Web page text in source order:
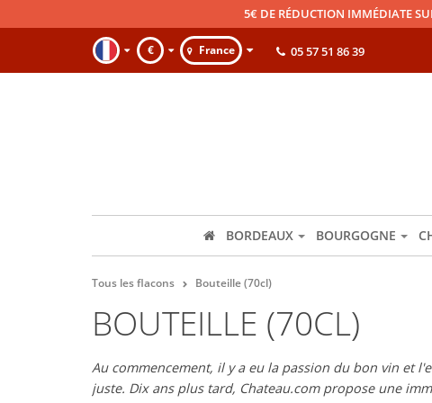
5€ DE RÉDUCTION IMMÉDIATE
€ France 05 57 51 86 39
BORDEAUX BOURGOGNE
Tous les flacons Bouteille (70cl)
BOUTEILLE (70CL)
Au commencement, il y a eu la passion du bon vin et
juste. Dix ans plus tard, Chateau.com propose une